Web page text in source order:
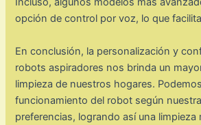
opción de control por voz, lo que
En conclusión, la personalización y
robots aspiradores nos brinda un
limpieza de nuestros hogares.
funcionamiento del robot según
preferencias, logrando así una limpieza